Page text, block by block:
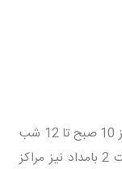
ساعت کاری مراکز خرید کیش به صورت کلی از 10 صبح تا 12 شب
است که البته در برخی از فصول سال تا ساعت 2 بامداد نیز مراکز